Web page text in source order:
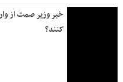
خبر وزیر صمت از
کنند؟